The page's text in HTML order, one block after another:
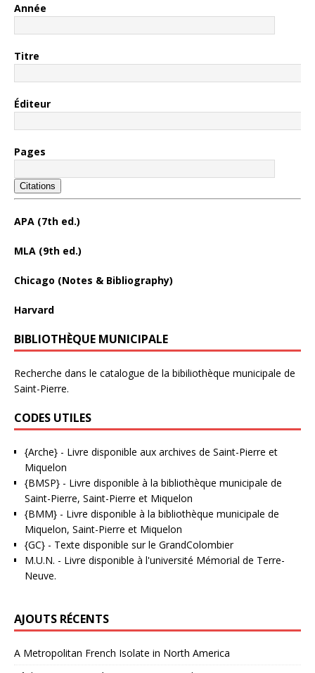
Année
Titre
Éditeur
Pages
Citations
APA (7th ed.)
MLA (9th ed.)
Chicago (Notes & Bibliography)
Harvard
BIBLIOTHÈQUE MUNICIPALE
Recherche dans le catalogue de la bibiliothèque municipale de
Saint-Pierre.
CODES UTILES
{Arche} - Livre disponible aux archives de Saint-Pierre et
Miquelon
{BMSP} - Livre disponible à la bibliothèque municipale de
Saint-Pierre, Saint-Pierre et Miquelon
{BMM} - Livre disponible à la bibliothèque municipale de
Miquelon, Saint-Pierre et Miquelon
{GC} - Texte disponible sur le GrandColombier
M.U.N. - Livre disponible à l'université Mémorial de Terre-
Neuve.
AJOUTS RÉCENTS
A Metropolitan French Isolate in North America